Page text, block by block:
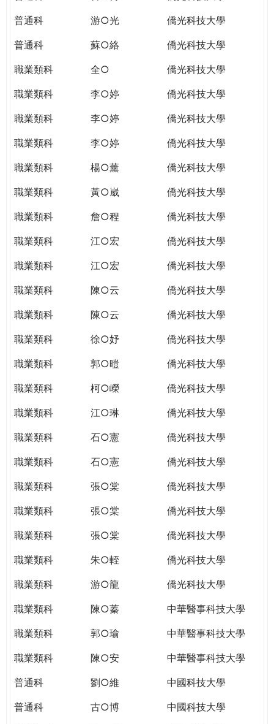
普通科
游○光
僑光科技大學
普通科
蘇○絡
僑光科技大學
職業類科
全○
僑光科技大學
職業類科
李○婷
僑光科技大學
職業類科
李○婷
僑光科技大學
職業類科
李○婷
僑光科技大學
職業類科
楊○薰
僑光科技大學
職業類科
黃○崴
僑光科技大學
職業類科
詹○程
僑光科技大學
職業類科
江○宏
僑光科技大學
職業類科
江○宏
僑光科技大學
職業類科
陳○云
僑光科技大學
職業類科
陳○云
僑光科技大學
職業類科
徐○妤
僑光科技大學
職業類科
郭○暟
僑光科技大學
職業類科
柯○嶸
僑光科技大學
職業類科
江○琳
僑光科技大學
職業類科
石○憲
僑光科技大學
職業類科
石○憲
僑光科技大學
職業類科
張○棠
僑光科技大學
職業類科
張○棠
僑光科技大學
職業類科
張○棠
僑光科技大學
職業類科
朱○輊
僑光科技大學
職業類科
游○龍
僑光科技大學
職業類科
陳○蓁
中華醫事科技大學
職業類科
郭○瑜
中華醫事科技大學
職業類科
陳○安
中華醫事科技大學
普通科
劉○維
中國科技大學
普通科
古○博
中國科技大學